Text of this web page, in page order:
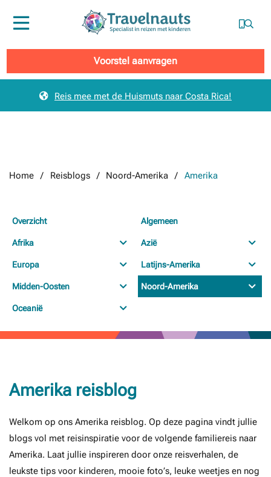
Voorstel aanvragen
Reis mee met de Huismuts naar Costa Rica!
Home Reisblogs Noord-Amerika Amerika
Overzicht Algemeen
Afrika Azië
Europa Latijns-Amerika
Midden-Oosten Noord-Amerika
Oceanië
Amerika reisblog
Welkom op ons Amerika reisblog. Op deze pagina vindt jullie
blogs vol met reisinspiratie voor de volgende familiereis naar
Amerika. Laat jullie inspireren door onze reisverhalen, de
leukste tips voor kinderen, mooie foto’s, leuke weetjes en nog